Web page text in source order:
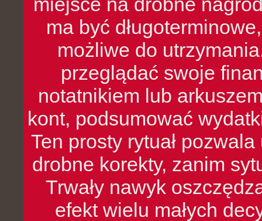
ma być
możliwe do
przeglądać swoje
notatnikiem lub
kont, podsumować
Ten prosty rytuał
drobne korekty, zanim
Trwały nawyk
efekt wielu małych